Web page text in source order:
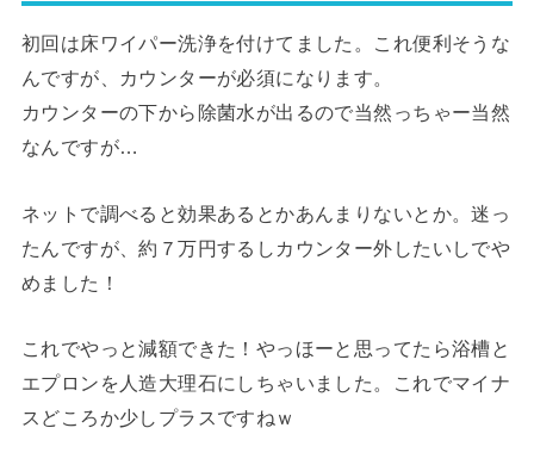
初回は床ワイパー洗浄を付けてました。これ便利そうな
んですが、カウンターが必須になります。
カウンターの下から除菌水が出るので当然っちゃー当然
なんですが…
ネットで調べると効果あるとかあんまりないとか。迷っ
たんですが、約７万円するしカウンター外したいしでや
めました！
これでやっと減額できた！やっほーと思ってたら浴槽と
エプロンを人造大理石にしちゃいました。これでマイナ
スどころか少しプラスですねｗ